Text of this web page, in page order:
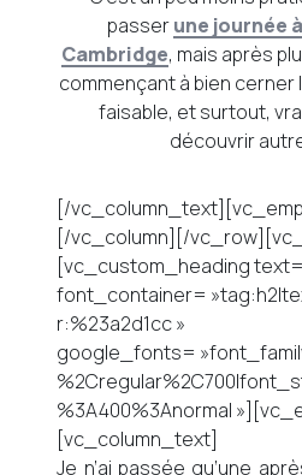
passerune journée
Cambridge, mais après
commençant à bien cerner
faisable, et surtout,
découvrir
[/
[/vc_column][/
[vc_custom_heading
font_container=
r:%23a2d1cc »
google_fonts=
%3A400%3Anormal
[vc_column_text]
Je n’ai passée qu’une